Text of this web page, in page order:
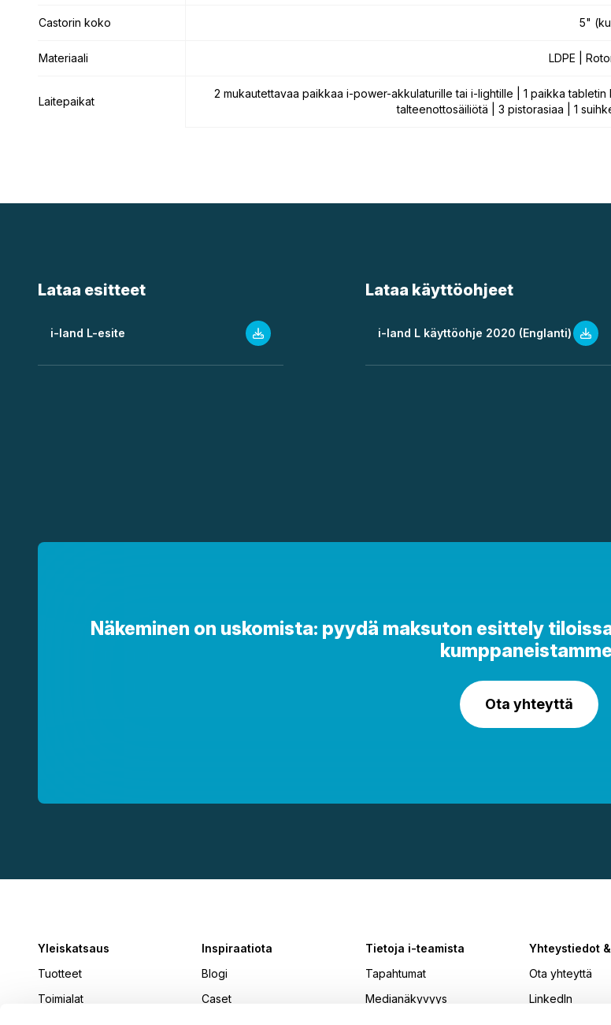
Castorin koko
Materiaali
Laitepaikat
Castorin koko 5"
Materiaali LDPE |
Laitepaikat
2 mukautettavaa paikkaa i-power-akkulaturille tai i-lightille | 1 paikka
talteenottosäiliötä | 3 pistorasiaa | 1
Lataa esitteet
i-land L-esite
Lataa käyttöohjeet
i-land L käyttöohje 2020 (Englanti)
Näkeminen on uskomista: pyydä maksuton esittely
Ota yhteyttä
Yleiskatsaus
Tuotteet
Toimialat
Inspiraatiota
Blogi
Caset
Tietoja i-teamista
Tapahtumat
Medianäkyvyys
Yhteystiedot
Ota yhteyttä
LinkedIn